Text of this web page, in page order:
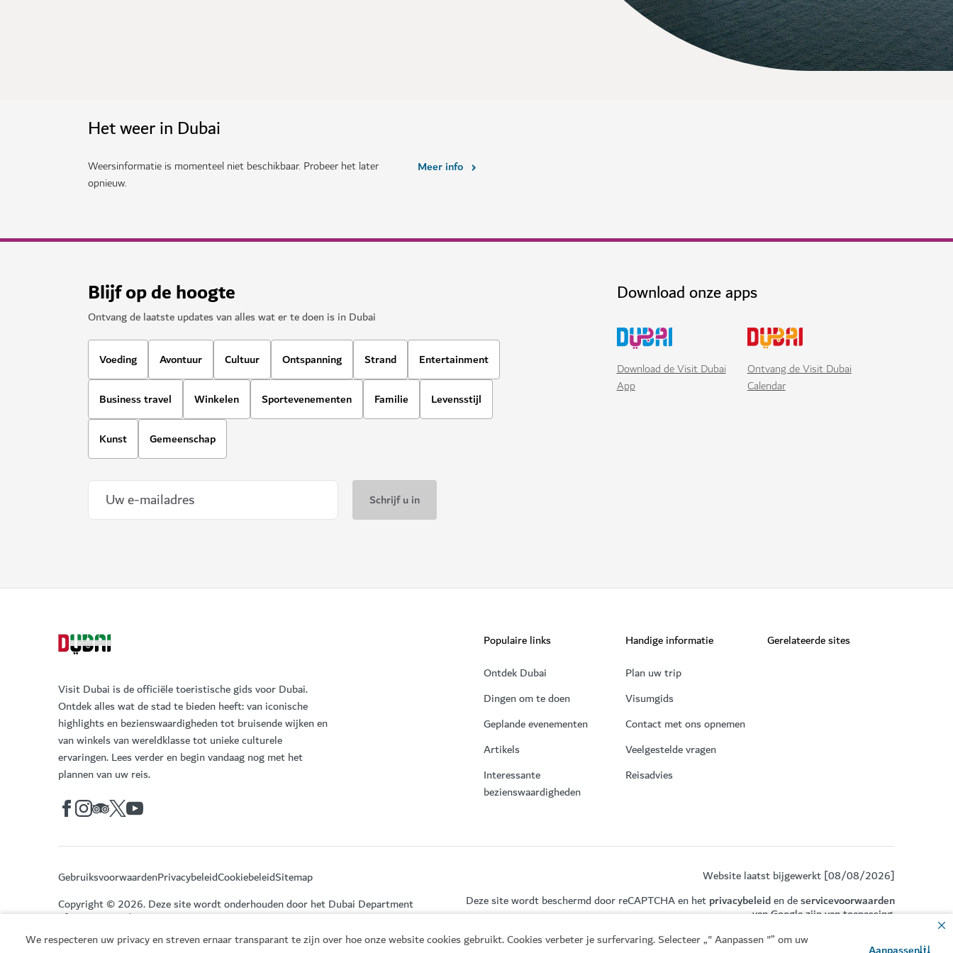
We respecteren uw privacy en streven ernaar transparant te zijn over hoe onze website cookies gebruikt. Cookies verbeter je surfervaring. Selecteer „" Aanpassen "” om uw
Het weer in Dubai
Weersinformatie is momenteel niet beschikbaar. Probeer het later
opnieuw.
Meer info
Blijf op de hoogte
Ontvang de laatste updates van alles wat er te doen is in Dubai
Voeding Avontuur Cultuur Ontspanning Strand Entertainment
Business travel Winkelen Sportevenementen Familie Levensstijl
Kunst Gemeenschap
Download onze apps
Download de Visit Dubai
App
Ontvang de Visit Dubai
Calendar
Visit Dubai is de officiële toeristische gids voor Dubai.
Ontdek alles wat de stad te bieden heeft: van iconische
highlights en bezienswaardigheden tot bruisende wijken en
van winkels van wereldklasse tot unieke culturele
ervaringen. Lees verder en begin vandaag nog met het
plannen van uw reis.
Populaire links
Ontdek Dubai
Dingen om te doen
Geplande evenementen
Artikels
Interessante
bezienswaardigheden
Handige informatie
Plan uw trip
Visumgids
Contact met ons opnemen
Veelgestelde vragen
Reisadvies
Gerelateerde sites
GebruiksvoorwaardenPrivacybeleidCookiebeleidSitemap
Copyright © 2026. Deze site wordt onderhouden door het Dubai Department
of Economy and Tourism.
Website laatst bijgewerkt [08/08/2026]
Deze site wordt beschermd door reCAPTCHA en hetprivacybeleiden deservicevoorwaarden
van Google zijn van toepassing.